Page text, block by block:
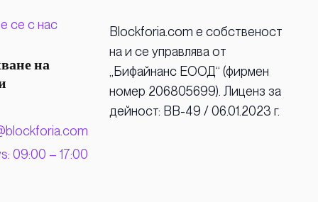
се с нас
на
09:00 – 17:00
Blockforia.com е собственост
на и се управлява от
„Бифайнанс ЕООД“ (фирмен
номер 206805699). Лиценз за
дейност: BB-49 / 06.01.2023 г.